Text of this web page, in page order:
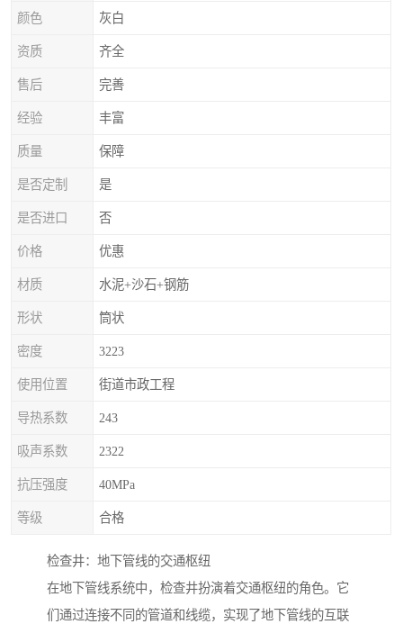
颜色 灰白
资质 齐全
售后 完善
经验 丰富
质量 保障
是否定制 是
是否进口 否
价格 优惠
材质 水泥+沙石+钢筋
形状 筒状
密度 3223
使用位置 街道市政工程
导热系数 243
吸声系数 2322
抗压强度 40MPa
等级 合格
检查井：地下管线的交通枢纽
在地下管线系统中，检查井扮演着交通枢纽的角色。它
们通过连接不同的管道和线缆，实现了地下管线的互联